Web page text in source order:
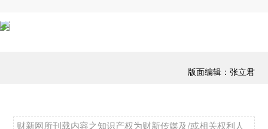
版面编辑：张立君
财新网所刊载内容之知识产权为财新传媒及/或相关权利人